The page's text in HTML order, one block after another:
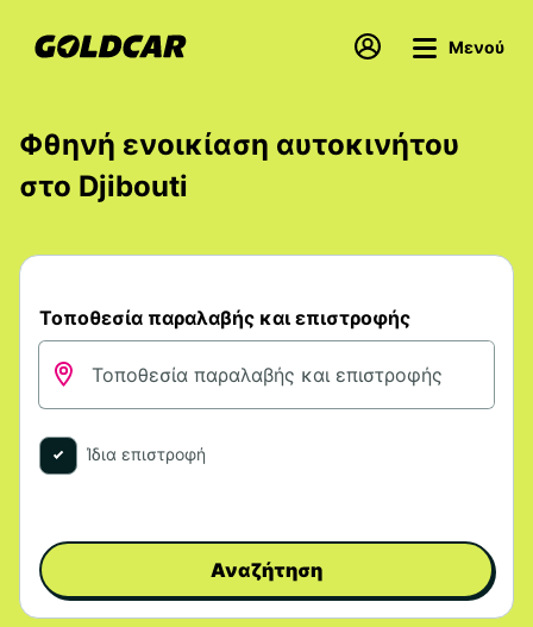
Μενού
Φθηνή ενοικίαση αυτοκινήτου
στο Djibouti
Τοποθεσία παραλαβής και επιστροφής
Ίδια επιστροφή
Αναζήτηση